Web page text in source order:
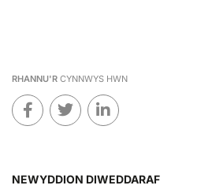
RHANNU'R CYNNWYS HWN
NEWYDDION DIWEDDARAF